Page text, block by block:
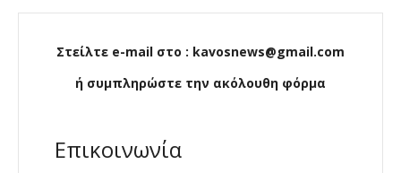
Στείλτε e-mail στο : kavosnews@gmail.com
ή συμπληρώστε την ακόλουθη φόρμα
Επικοινωνία